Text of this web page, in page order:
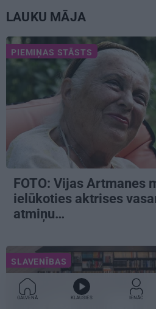
LAUKU MĀJA
PIEMIŅAS STĀSTS
FOTO: Vijas Artmanes
ielūkoties aktrises
atmiņu…
SLAVENĪBAS
GALVENĀ KLAUSIES IENĀC